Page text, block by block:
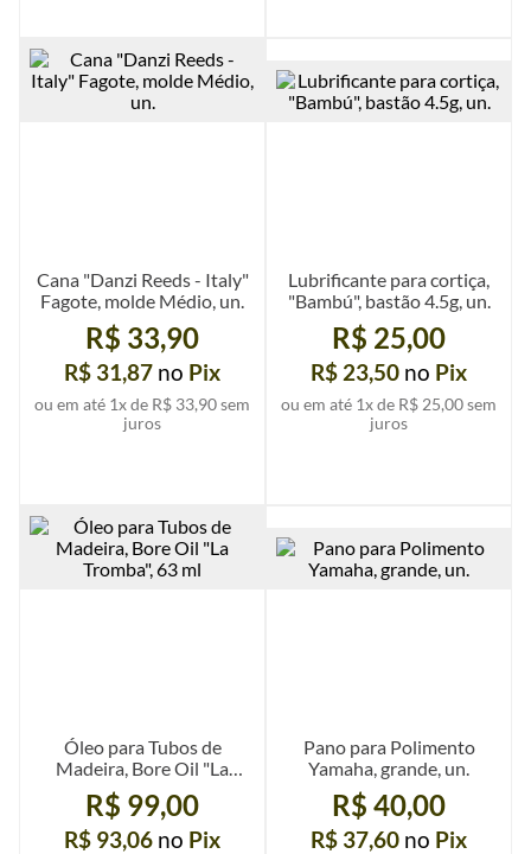
Ver mais detalhes
Cana "Danzi Reeds - Italy"
Fagote, molde Médio, un.
R$ 33,90
R$ 31,87 no Pix
ou em até 1x de R$ 33,90sem
juros
Ver mais detalhes
Lubrificante para cortiça,
"Bambú", bastão 4.5g, un.
R$ 25,00
R$ 23,50 no Pix
ou em até 1x de R$ 25,00sem
juros
Óleo para Tubos de
Madeira, Bore Oil "La
Tromba", 63 ml
R$ 99,00
R$ 93,06 no Pix
Pano para Polimento
Yamaha, grande, un.
R$ 40,00
R$ 37,60 no Pix